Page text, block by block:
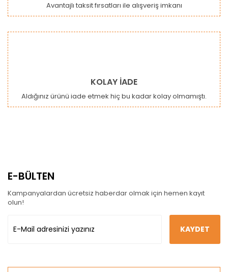
Avantajlı taksit fırsatları ile alışveriş imkanı
KOLAY İADE
Aldığınız ürünü iade etmek hiç bu kadar kolay olmamıştı.
E-BÜLTEN
Kampanyalardan ücretsiz haberdar olmak için hemen kayıt
olun!
KAYDET